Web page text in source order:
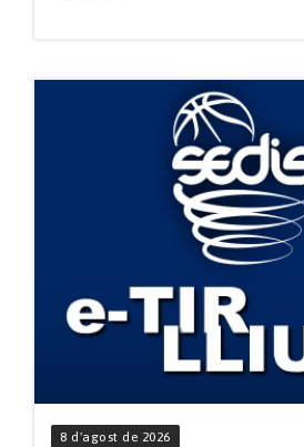
8 d'agost de 2026